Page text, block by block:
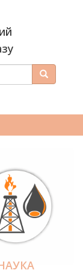
Пошук